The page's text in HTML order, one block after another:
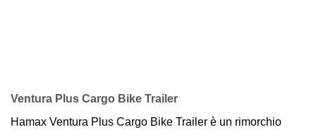
Ventura Plus Cargo Bike Trailer
Hamax Ventura Plus Cargo Bike Trailer è un rimorchio